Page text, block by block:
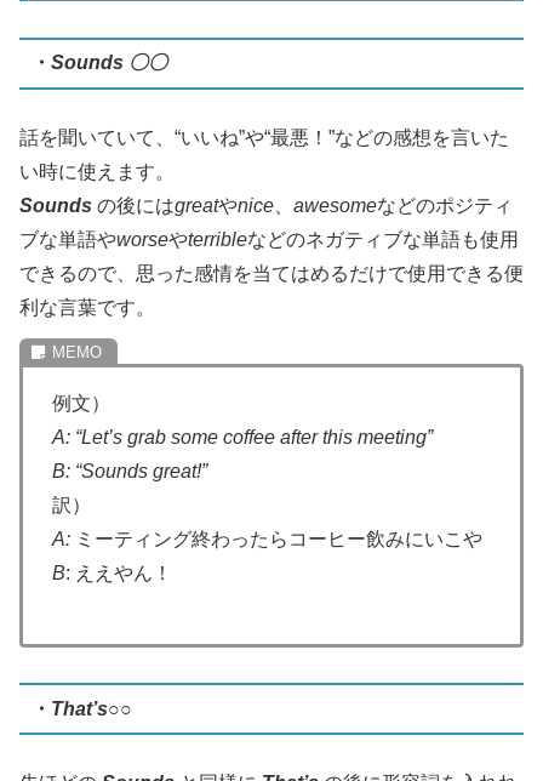
・ Sounds 〇〇
話を聞いていて、“いいね”や“最悪！”などの感想を言いた
い時に使えます。
Sounds の後にはgreatやnice awesomeなどのポジティ
ブな単語やworseやterribleなどのネガティブな単語も使用
できるので、思った感情を当てはめるだけで使用できる便
利な言葉です。
例文）
A: “Let’s grab some coffee after this meeting”
B: “Sounds great!”
訳）
A: ミーティング終わったらコーヒー飲みにいこや
B: ええやん！
・ That’s○○